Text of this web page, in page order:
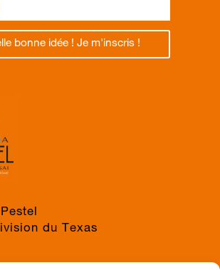
bonne idée ! Je m'inscris !
du Texas